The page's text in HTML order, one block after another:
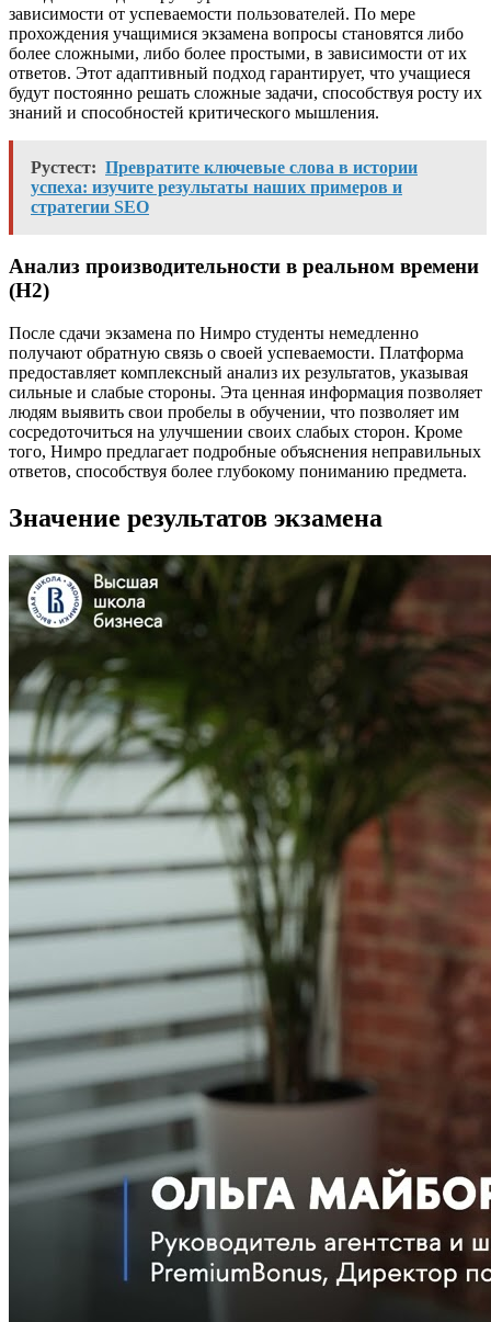
зависимости от успеваемости пользователей. По мере
прохождения учащимися экзамена вопросы становятся либо
более сложными, либо более простыми, в зависимости от их
ответов. Этот адаптивный подход гарантирует, что учащиеся
будут постоянно решать сложные задачи, способствуя росту их
знаний и способностей критического мышления.
Рустест: Превратите ключевые слова в истории
успеха: изучите результаты наших примеров и
стратегии SEO
Анализ производительности в реальном времени
(H2)
После сдачи экзамена по Нимро студенты немедленно
получают обратную связь о своей успеваемости. Платформа
предоставляет комплексный анализ их результатов, указывая
сильные и слабые стороны. Эта ценная информация позволяет
людям выявить свои пробелы в обучении, что позволяет им
сосредоточиться на улучшении своих слабых сторон. Кроме
того, Нимро предлагает подробные объяснения неправильных
ответов, способствуя более глубокому пониманию предмета.
Значение результатов экзамена